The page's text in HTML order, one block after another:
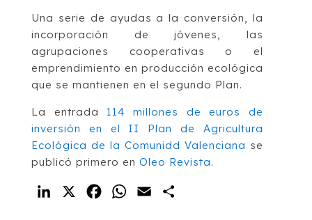
Una serie de ayudas a la conversión, la
incorporación de jóvenes, las
agrupaciones cooperativas o el
emprendimiento en producción ecológica
que se mantienen en el segundo Plan.
La entrada 114 millones de euros de
inversión en el II Plan de Agricultura
Ecológica de la Comunidd Valenciana se
publicó primero en Oleo Revista.
LinkedIn FacebookWhatsApp
Email